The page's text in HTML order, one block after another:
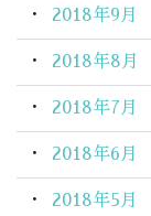
2018年9月
2018年8月
2018年7月
2018年6月
2018年5月